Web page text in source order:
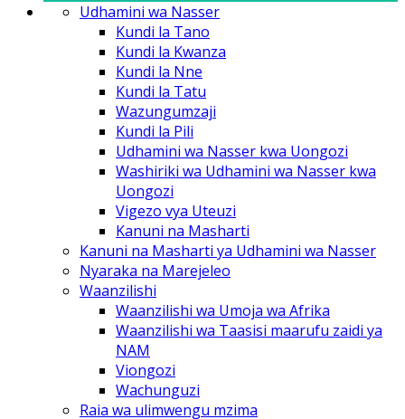
Udhamini wa Nasser
Kundi la Tano
Kundi la Kwanza
Kundi la Nne
Kundi la Tatu
Wazungumzaji
Kundi la Pili
Udhamini wa Nasser kwa Uongozi
Washiriki wa Udhamini wa Nasser kwa
Uongozi
Vigezo vya Uteuzi
Kanuni na Masharti
Kanuni na Masharti ya Udhamini wa Nasser
Nyaraka na Marejeleo
Waanzilishi
Waanzilishi wa Umoja wa Afrika
Waanzilishi wa Taasisi maarufu zaidi ya
NAM
Viongozi
Wachunguzi
Raia wa ulimwengu mzima